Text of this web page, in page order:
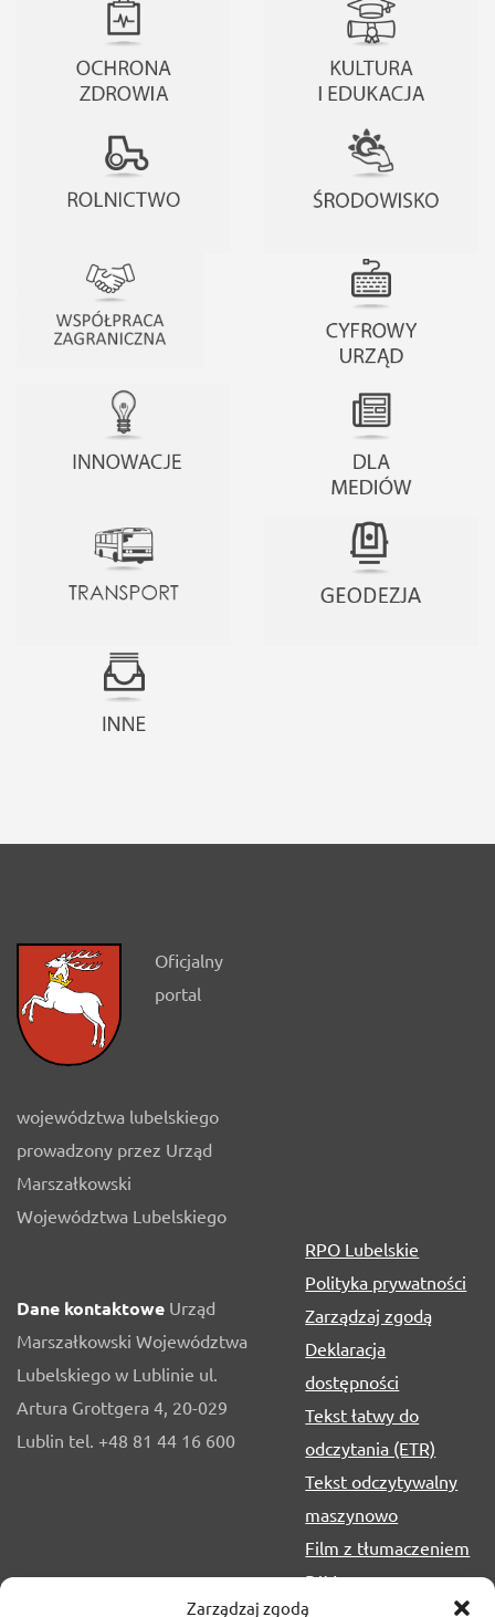
Zarządzaj zgodą
Oficjalny
portal
województwa lubelskiego
prowadzony przez Urząd
Marszałkowski
Województwa Lubelskiego
Dane kontaktowe Urząd
Marszałkowski Województwa
Lubelskiego w Lublinie ul.
Artura Grottgera 4, 20-029
Lublin tel. +48 81 44 16 600
RPO Lubelskie
Polityka prywatności
Zarządzaj zgodą
Deklaracja
dostępności
Tekst łatwy do
odczytania (ETR)
Tekst odczytywalny
maszynowo
Film z tłumaczeniem
PJM